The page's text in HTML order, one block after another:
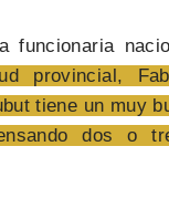
funcionaria
provincial,
tiene un muy
dos o